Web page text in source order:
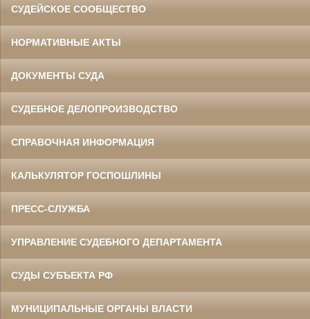
СУДЕЙСКОЕ СООБЩЕСТВО
НОРМАТИВНЫЕ АКТЫ
ДОКУМЕНТЫ СУДА
СУДЕБНОЕ ДЕЛОПРОИЗВОДСТВО
СПРАВОЧНАЯ ИНФОРМАЦИЯ
КАЛЬКУЛЯТОР ГОСПОШЛИНЫ
ПРЕСС-СЛУЖБА
УПРАВЛЕНИЕ СУДЕБНОГО ДЕПАРТАМЕНТА
СУДЫ СУБЪЕКТА РФ
МУНИЦИПАЛЬНЫЕ ОРГАНЫ ВЛАСТИ